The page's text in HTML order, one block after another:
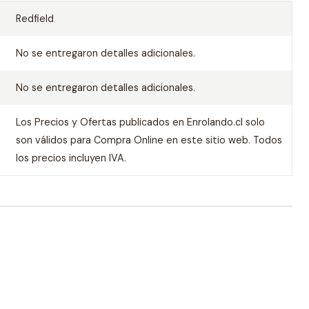
Redfield
No se entregaron detalles adicionales.
No se entregaron detalles adicionales.
Los Precios y Ofertas publicados en Enrolando.cl solo
son válidos para Compra Online en este sitio web. Todos
los precios incluyen IVA.